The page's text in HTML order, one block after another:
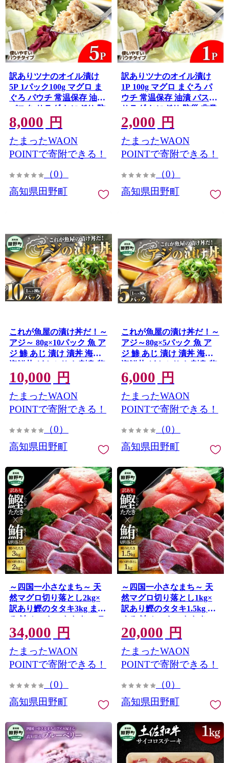
訳ありツナのオイル漬け
5P 1パック100g マグロ ま
ぐろ パウチ 常温保存 油漬
パスタ サラダ おにぎり 防
災 非常食 長持ち 備蓄 キャ
ンプ アウトドア わけあり
ふるさと納税 加工品 高知
田野町
8,000 円
たまったWAON
POINTで寄附できる！
（0）
高知県田野町
訳ありツナのオイル漬け
1P 100g マグロ まぐろ パ
ウチ 常温保存 油漬 パスタ
サラダ おにぎり 防災 非常
食 長持ち 備蓄 キャンプ ア
ウトドア わけあり ふるさ
と納税 加工品 高知 田野町
2,000 円
たまったWAON
POINTで寄附できる！
（0）
高知県田野町
これが魚屋の漬け丼だ！～
アジ～ 80g×10パック 魚 ア
ジ 鯵 あじ 漬け 漬丼 海鮮
海鮮丼 どんぶり お刺身 惣
菜 魚 冷凍 お手軽 個包装
個食 真空パック ご飯のお
供 簡単 時短 お手軽 人気
ご飯 ごはん お茶漬け 美味
魚屋 高知 田野町
10,000 円
たまったWAON
POINTで寄附できる！
（0）
高知県田野町
これが魚屋の漬け丼だ！～
アジ～80g×5パック 魚 ア
ジ 鯵 あじ 漬け 漬丼 海鮮
海鮮丼 どんぶり お刺身 惣
菜 魚 冷凍 お手軽 個包装
個食 真空パック ご飯のお
供 簡単 時短 お手軽 人気
ご飯 ごはん お茶漬け 美味
魚屋 高知 田野町
6,000 円
たまったWAON
POINTで寄附できる！
（0）
高知県田野町
～四国一小さなまち～ 天
然マグロ切り落とし2kg×
訳あり鰹のタタキ3kg まぐ
ろ 鮪 かつおのたたき スラ
イス 刺身 刺し身 さしみ 魚
介 海鮮 惣菜 赤身 藁焼き
わけあり 規格外 傷 訳アリ
34,000 円
たまったWAON
POINTで寄附できる！
（0）
高知県田野町
～四国一小さなまち～ 天
然マグロ切り落とし1kg×
訳あり鰹のタタキ1.5kg ま
ぐろ 鮪 かつおのたたき ス
ライス 刺身 刺し身 さしみ
魚介 海鮮 惣菜 赤身 藁焼き
わけあり 規格外 傷 訳アリ
20,000 円
たまったWAON
POINTで寄附できる！
（0）
高知県田野町